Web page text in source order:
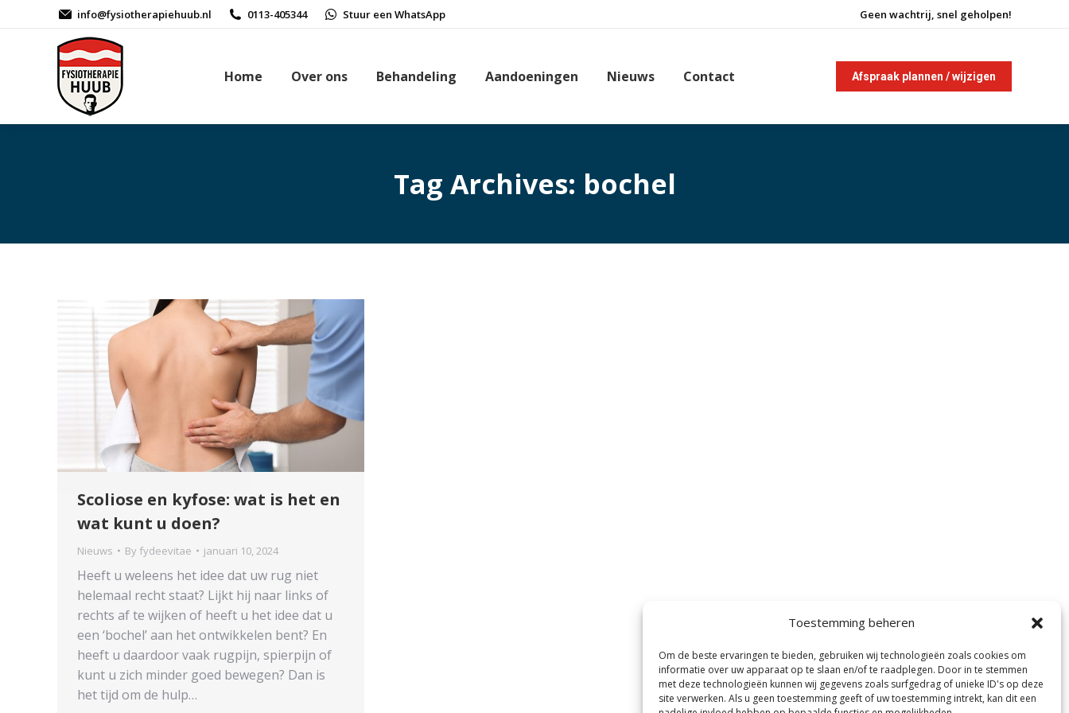
Toestemming beheren
Om de beste ervaringen te bieden, gebruiken wij technologieën zoals cookies om
informatie over uw apparaat op te slaan en/of te raadplegen. Door in te stemmen
met deze technologieën kunnen wij gegevens zoals surfgedrag of unieke ID's op deze
site verwerken. Als u geen toestemming geeft of uw toestemming intrekt, kan dit een
info@fysiotherapiehuub.nl 0113-405344 Stuur een WhatsApp Geen wachtrij, snel geholpen!
Home Over ons Behandeling Aandoeningen Nieuws Contact Afspraak plannen / wijzigen
Tag Archives: bochel
Scoliose en kyfose: wat is het en
wat kunt u doen?
Nieuws By fydeevitae januari 10, 2024
Heeft u weleens het idee dat uw rug niet
helemaal recht staat? Lijkt hij naar links of
rechts af te wijken of heeft u het idee dat u
een ‘bochel’ aan het ontwikkelen bent? En
heeft u daardoor vaak rugpijn, spierpijn of
kunt u zich minder goed bewegen? Dan is
het tijd om de hulp…